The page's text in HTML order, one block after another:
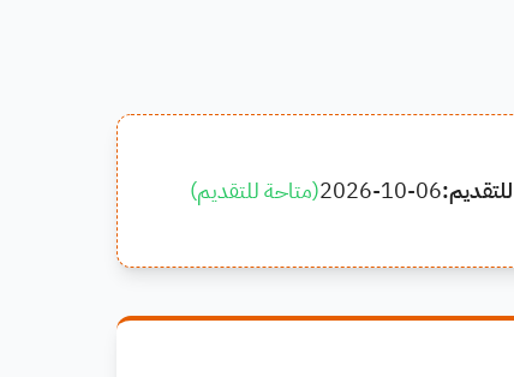
2026-10-06
(متاحة للتقديم)